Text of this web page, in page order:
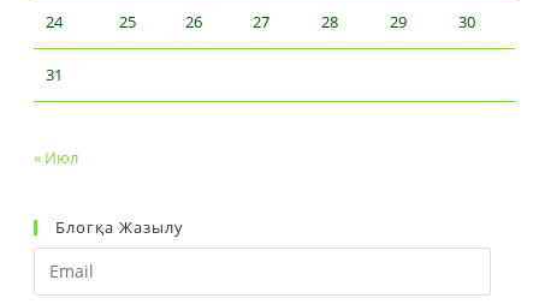
24 25 26 27 28 29 30
31
« Июл
Блогқа Жазылу
Email